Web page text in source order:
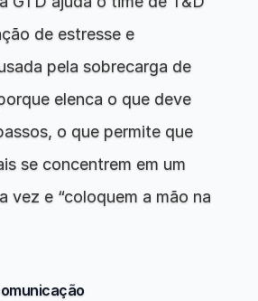
de estresse e
pela sobrecarga de
elenca o que deve
o que permite que
se concentrem em um
vez e “coloquem a mão na